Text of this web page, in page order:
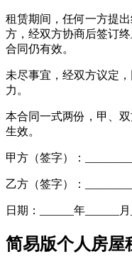
租赁期间，任何一方提
方，经双方协商后签订
合同仍有效。
未尽事宜，经双方议定
力。
本合同一式两份，甲、
生效。
甲方（签字）：
乙方（签字）：
日期：______年______月
简易版个人房屋